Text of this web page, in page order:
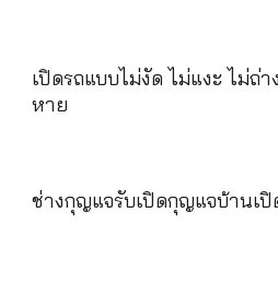
เปิดรถแบบไม่งัด ไม่แงะ ไม่ถ่า
หาย
ช่างกุญแจรับเปิดกุญแจบ้านเ